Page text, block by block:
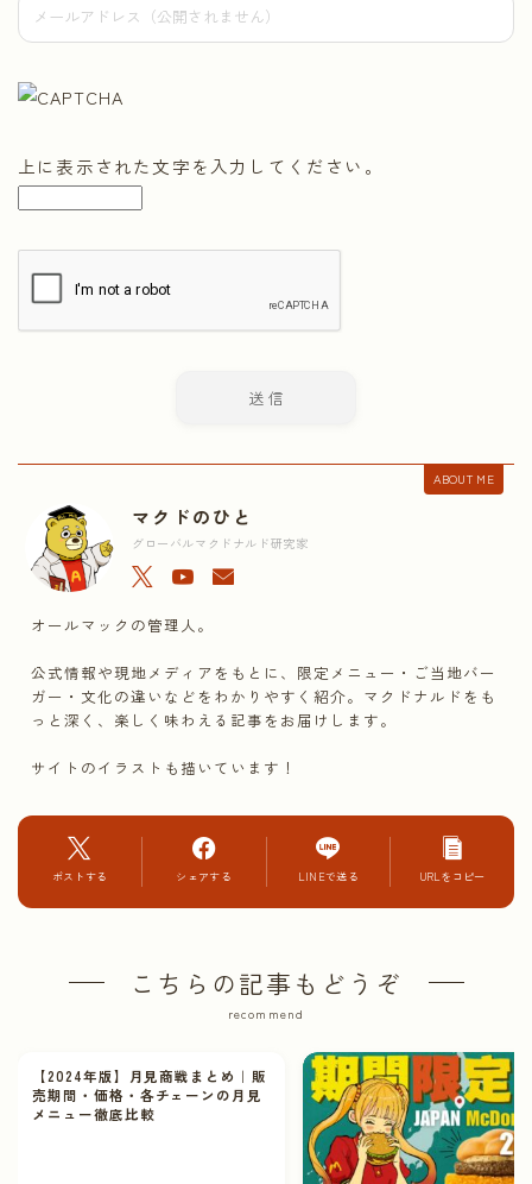
上に表示された文字を入力してください。
ABOUT ME
マクドのひと
グローバルマクドナルド研究家
オールマックの管理人。
公式情報や現地メディアをもとに、限定メニュー・ご当地バー
ガー・文化の違いなどをわかりやすく紹介。マクドナルドをも
っと深く、楽しく味わえる記事をお届けします。
サイトのイラストも描いています！
ポストする シェアする LINEで送る URLをコピー
こちらの記事もどうぞ
recommend
【2024年版】月見商戦まとめ｜販
売期間・価格・各チェーンの月見
メニュー徹底比較